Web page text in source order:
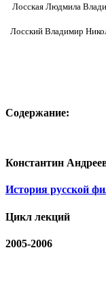
Лосская Людмила
Лосский Владимир
Содержание:
Константин
История русской
Цикл лекций
2005-2006